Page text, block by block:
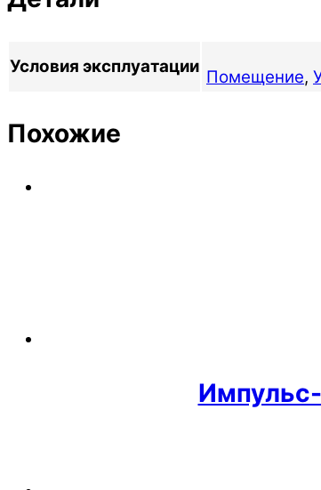
Условия эксплуатации
Помещение,
Похожие